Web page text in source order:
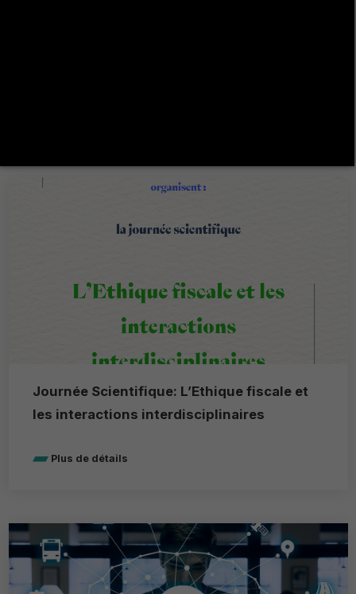
Journée Scientifique: L’Ethique fiscale et
les interactions interdisciplinaires
Plus de détails